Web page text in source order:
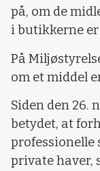
på, om de
i butikkerne
På
om et middel
Siden den 26.
betydet, at
professionelle
private haver,